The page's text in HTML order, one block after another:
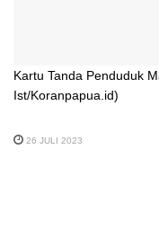
Kartu Tanda Penduduk
Ist/Koranpapua.id)
26 JULI 2023